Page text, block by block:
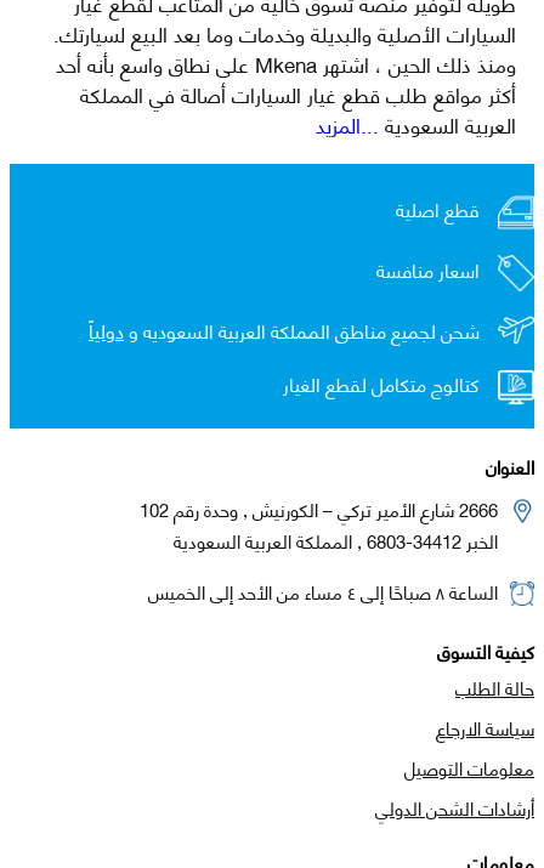
السيارات الأصلية والبديلة وخدمات وما بعد البيع لسيارتك.
ومنذ ذلك الحين ، اشتهر Mkena على نطاق واسع بأنه أحد
أكثر مواقع طلب قطع غيار السيارات أصالة في المملكة
العربية السعودية...المزيد
قطع اصلية
اسعار منافسة
شحن لجميع مناطق المملكة العربية السعوديه ودولياً
كتالوج متكامل لقطع الغيار
العنوان
2666 شارع الأمير تركي – الكورنيش , وحدة رقم 102
الخبر 34412-6803 , المملكة العربية السعودية
الساعة ٨ صباحًا إلى ٤ مساء من الأحد إلى الخميس
كيفية التسوق
حالة الطلب
سياسة الارجاع
معلومات التوصيل
أرشادات الشحن الدولي